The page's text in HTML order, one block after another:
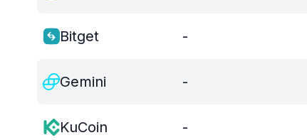
Bitget -
Gemini -
KuCoin -